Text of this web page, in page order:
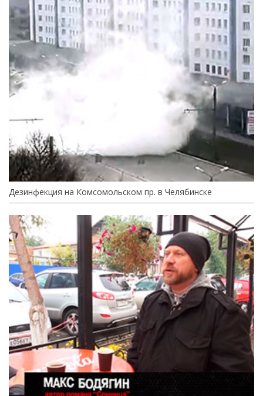
Дезинфекция на Комсомольском пр. в Челябинске